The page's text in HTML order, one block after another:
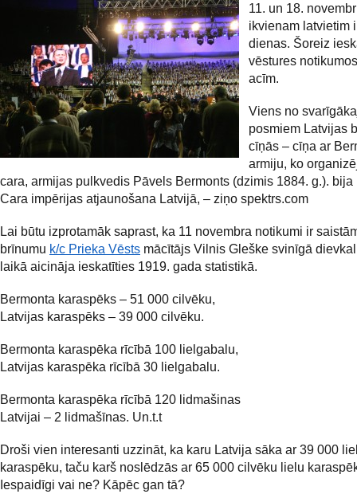
11. un 18.
ikvienam latvietim
dienas. Šoreiz
vēstures
acīm.
Viens no
posmiem Latvijas
cīņās – cīņa ar
armiju, ko
cara, armijas pulkvedis Pāvels Bermonts (dzimis 1884. g.). bija
Cara impērijas atjaunošana Latvijā, – ziņo spektrs.com
Lai būtu izprotamāk saprast, ka 11 novembra notikumi ir
brīnumu k/c Prieka Vēsts mācītājs Vilnis Gleške svinīgā
laikā aicināja ieskatīties 1919. gada statistikā.
Bermonta karaspēks – 51 000 cilvēku,
Latvijas karaspēks – 39 000 cilvēku.
Bermonta karaspēka rīcībā 100 lielgabalu,
Latvijas karaspēka rīcībā 30 lielgabalu.
Bermonta karaspēka rīcībā 120 lidmašinas
Latvijai – 2 lidmašīnas. Un.t.t
Droši vien interesanti uzzināt, ka karu Latvija sāka ar 39 000
karaspēku, taču karš noslēdzās ar 65 000 cilvēku lielu
Iespaidīgi vai ne? Kāpēc gan tā?